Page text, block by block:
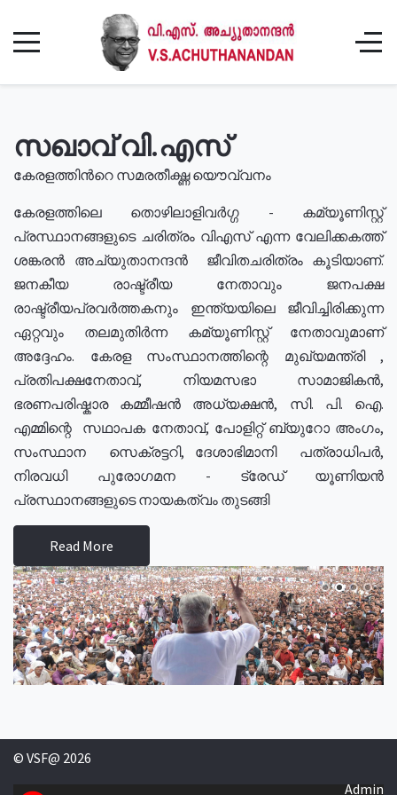
സഖാവ് വി.എസ്
കേരളത്തിൻറെ സമരതീക്ഷ്ണ യൌവ്വനം
കേരളത്തിലെ തൊഴിലാളിവർഗ്ഗ - കമ്യൂണിസ്റ്റ്
പ്രസ്ഥാനങ്ങളുടെ ചരിത്രം വിഎസ് എന്ന വേലിക്കകത്ത്
ശങ്കരൻ അച്യുതാനന്ദൻ ജീവിതചരിത്രം കൂടിയാണ്.
ജനകീയ രാഷ്ട്രീയ നേതാവും ജനപക്ഷ
രാഷ്ട്രീയപ്രവർത്തകനും ഇന്ത്യയിലെ ജീവിച്ചിരിക്കുന്ന
ഏറ്റവും തലമുതിർന്ന കമ്യൂണിസ്റ്റ് നേതാവുമാണ്
അദ്ദേഹം. കേരള സംസ്ഥാനത്തിന്റെ മുഖ്യമന്ത്രി ,
പ്രതിപക്ഷനേതാവ്, നിയമസഭാ സാമാജികൻ,
ഭരണപരിഷ്കാര കമ്മീഷൻ അധ്യക്ഷൻ, സി. പി. ഐ.
എമ്മിന്റെ സഥാപക നേതാവ്, പോളിറ്റ് ബ്യുറോ അംഗം,
സംസ്ഥാന സെക്രട്ടറി, ദേശാഭിമാനി പത്രാധിപർ,
നിരവധി പുരോഗമന - ട്രേഡ് യൂണിയൻ
പ്രസ്ഥാനങ്ങളുടെ നായകത്വം തുടങ്ങി
Read More
© VSF@ 2026
Admin